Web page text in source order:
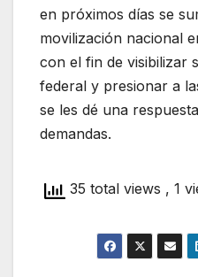
en próximos días se
movilización nacional
con el fin de visibilizar
federal y presionar a
se les dé una
demandas.
35 total views , 1